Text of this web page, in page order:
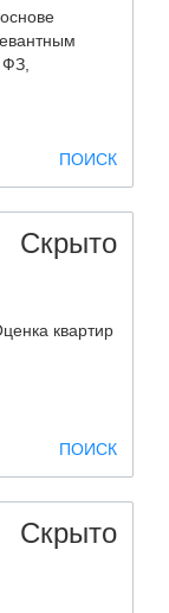
ПОИСК
Скрыто
квартир
ПОИСК
Скрыто